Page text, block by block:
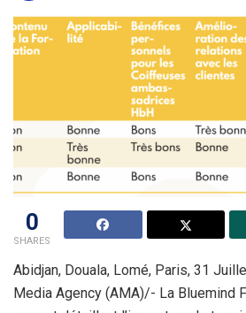
0
SHARES
Abidjan, Douala, Lomé, Paris, 31
Media Agency (AMA)/- La Bluemind